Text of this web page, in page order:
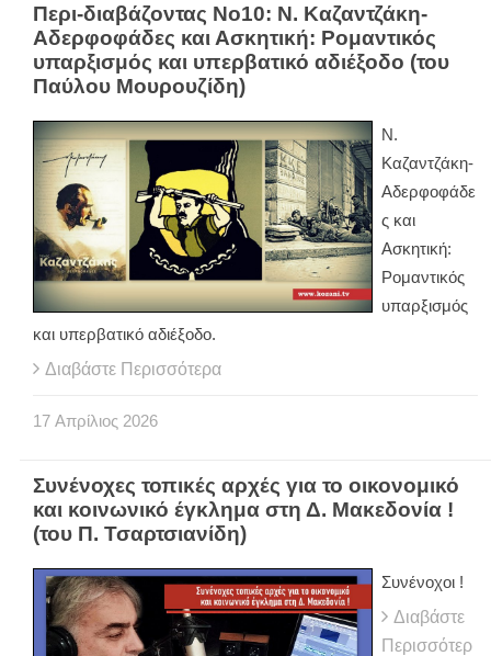
Περι-διαβάζοντας Νο10: Ν. Καζαντζάκη-
Αδερφοφάδες και Ασκητική: Ρομαντικός
υπαρξισμός και υπερβατικό αδιέξοδο (του
Παύλου Μουρουζίδη)
Ν.
Καζαντζάκη-
Αδερφοφάδε
ς και
Ασκητική:
Ρομαντικός
υπαρξισμός
και υπερβατικό αδιέξοδο.
Διαβάστε Περισσότερα
17 Απρίλιος 2026
Συνένοχες τοπικές αρχές για το οικονομικό
και κοινωνικό έγκλημα στη Δ. Μακεδονία !
(του Π. Τσαρτσιανίδη)
Συνένοχοι !
Διαβάστε
Περισσότερ